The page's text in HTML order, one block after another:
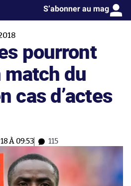
S’abonner au mag
pourront
du
cas d’actes
À 09:53 115